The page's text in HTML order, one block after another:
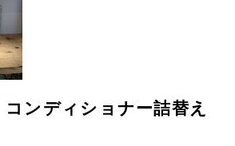
コンディショナー詰替え